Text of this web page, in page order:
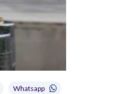
Whatsapp